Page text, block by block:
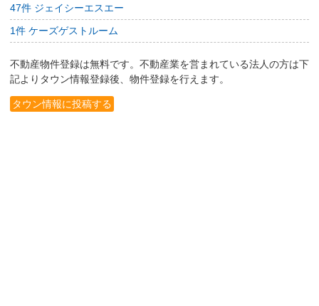
47件 ジェイシーエスエー
1件 ケーズゲストルーム
不動産物件登録は無料です。不動産業を営まれている法人の方は下
記よりタウン情報登録後、物件登録を行えます。
タウン情報に投稿する